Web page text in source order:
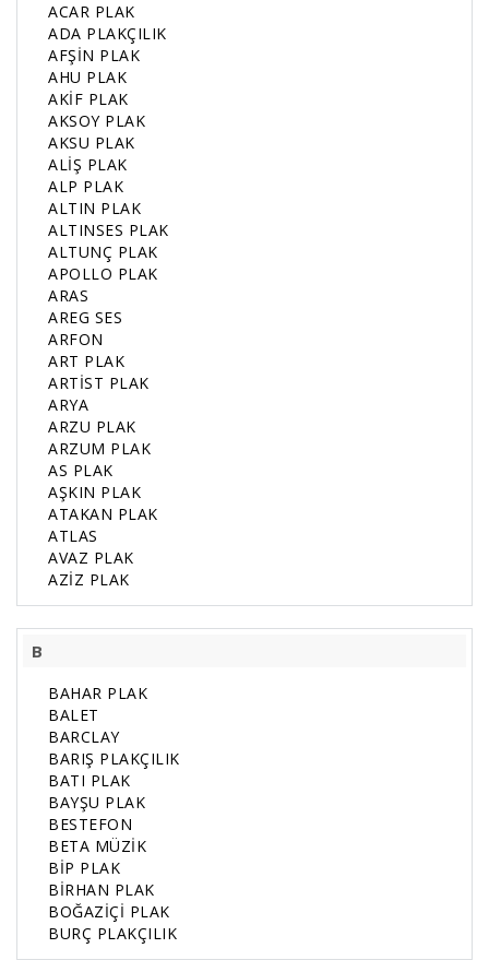
ACAR PLAK
ADA PLAKÇILIK
AFŞİN PLAK
AHU PLAK
AKİF PLAK
AKSOY PLAK
AKSU PLAK
ALİŞ PLAK
ALP PLAK
ALTIN PLAK
ALTINSES PLAK
ALTUNÇ PLAK
APOLLO PLAK
ARAS
AREG SES
ARFON
ART PLAK
ARTİST PLAK
ARYA
ARZU PLAK
ARZUM PLAK
AS PLAK
AŞKIN PLAK
ATAKAN PLAK
ATLAS
AVAZ PLAK
AZİZ PLAK
B
BAHAR PLAK
BALET
BARCLAY
BARIŞ PLAKÇILIK
BATI PLAK
BAYŞU PLAK
BESTEFON
BETA MÜZİK
BİP PLAK
BİRHAN PLAK
BOĞAZİÇİ PLAK
BURÇ PLAKÇILIK